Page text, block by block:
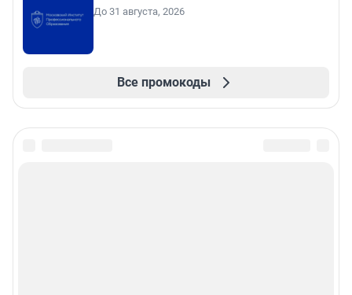
До 31 августа, 2026
Все промокоды